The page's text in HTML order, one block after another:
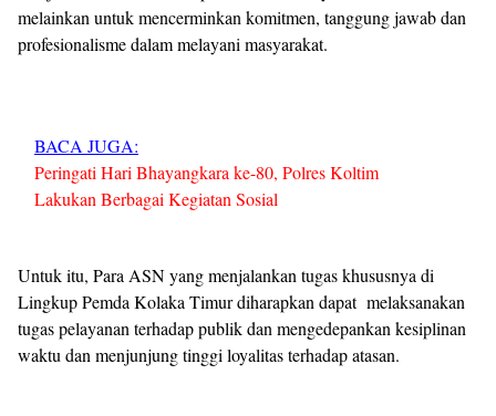
melainkan untuk mencerminkan komitmen, tanggung jawab dan
profesionalisme dalam melayani masyarakat.
BACA JUGA:
Peringati Hari Bhayangkara ke-80, Polres Koltim
Lakukan Berbagai Kegiatan Sosial
Untuk itu, Para ASN yang menjalankan tugas khususnya di
Lingkup Pemda Kolaka Timur diharapkan dapat melaksanakan
tugas pelayanan terhadap publik dan mengedepankan kesiplinan
waktu dan menjunjung tinggi loyalitas terhadap atasan.